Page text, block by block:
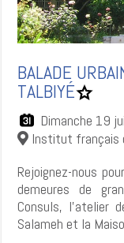
BALADE
TALBIYÉ Ajouter
BALADE
-
LES
SECRETS
aux
favoris.
Dimanche 19
Institut français
Rejoignez-nous
demeures de
Consuls, l'atelier
Salameh et la